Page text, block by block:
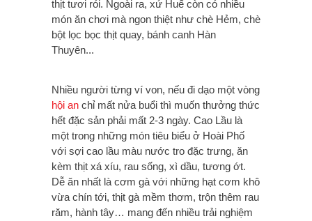
thịt tươi rói. Ngoài ra, xứ Huế còn có nhiều
món ăn chơi mà ngon thiệt như chè Hẻm, chè
bột lọc bọc thịt quay, bánh canh Hàn
Thuyên...
Nhiều người từng ví von, nếu đi dạo một vòng
hội an chỉ mất nửa buổi thì muốn thưởng thức
hết đặc sản phải mất 2-3 ngày. Cao Lầu là
một trong những món tiêu biểu ở Hoài Phố
với sợi cao lầu màu nước tro đặc trưng, ăn
kèm thịt xá xíu, rau sống, xì dầu, tương ớt.
Dễ ăn nhất là cơm gà với những hạt cơm khô
vừa chín tới, thịt gà mềm thơm, trộn thêm rau
răm, hành tây… mang đến nhiều trải nghiệm